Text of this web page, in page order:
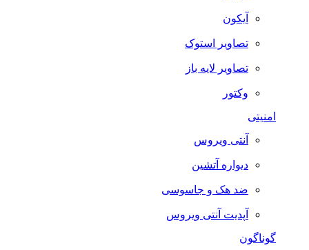
آیکون
تصاویر استوک
تصاویر لایه باز
وکتور
امنیتی
آنتی ویروس
دیواره آتشین
ضد هک و جاسوسی
آپدیت آنتی ویروس
گوناگون